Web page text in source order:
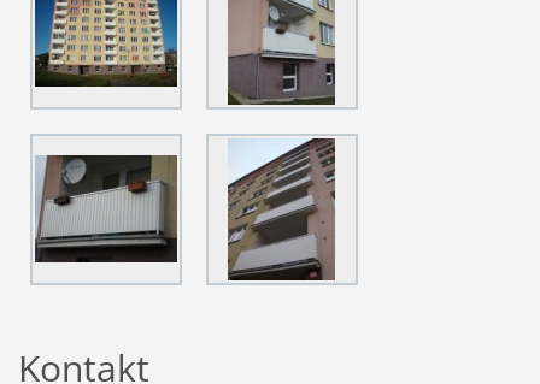
Kontakt